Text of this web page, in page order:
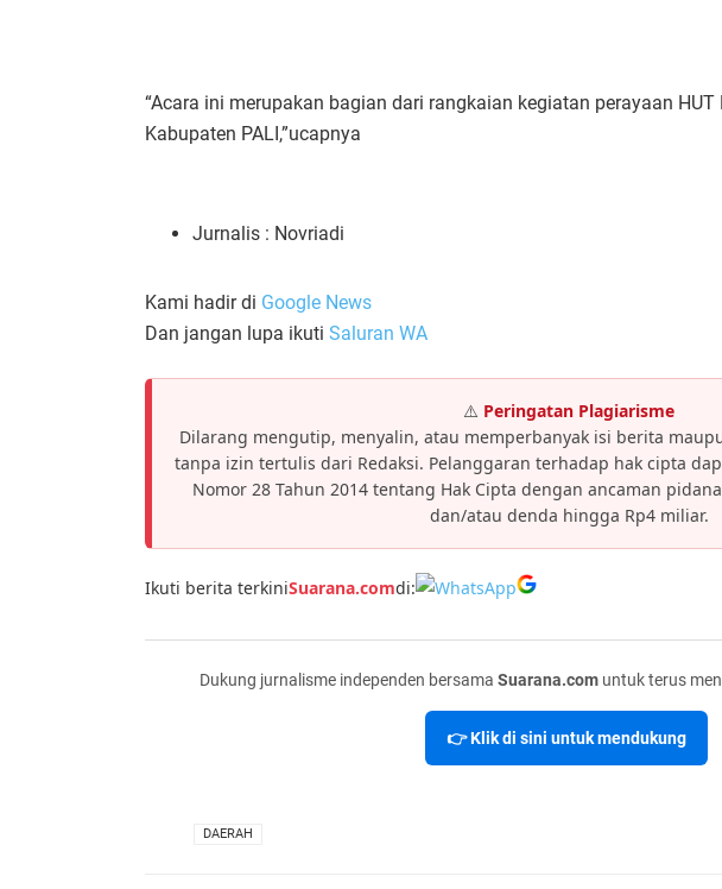
“Acara ini merupakan bagian dari rangkaian kegiatan perayaan HUT
Kabupaten PALI,”ucapnya
Jurnalis : Novriadi
Kami hadir di Google News
Dan jangan lupa ikuti Saluran WA
⚠️ Peringatan Plagiarisme
Dilarang mengutip, menyalin, atau memperbanyak isi berita
tanpa izin tertulis dari Redaksi. Pelanggaran terhadap hak cipta
Nomor 28 Tahun 2014 tentang Hak Cipta dengan ancaman
dan/atau denda hingga Rp4 miliar.
Ikuti berita terkiniSuarana.comdi:
Dukung jurnalisme independen bersama Suarana.comuntuk terus
👉 Klik di sini untuk mendukung
DAERAH